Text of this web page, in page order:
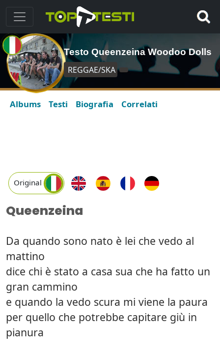
Testo Queenzeina Woodoo Dolls
REGGAE/SKA
Albums Testi Biografia Correlati
Original
Queenzeina
Da quando sono nato è lei che vedo al
mattino
dice chi è stato a casa sua che ha fatto un
gran cammino
e quando la vedo scura mi viene la paura
per quello che potrebbe capitare giù in
pianura